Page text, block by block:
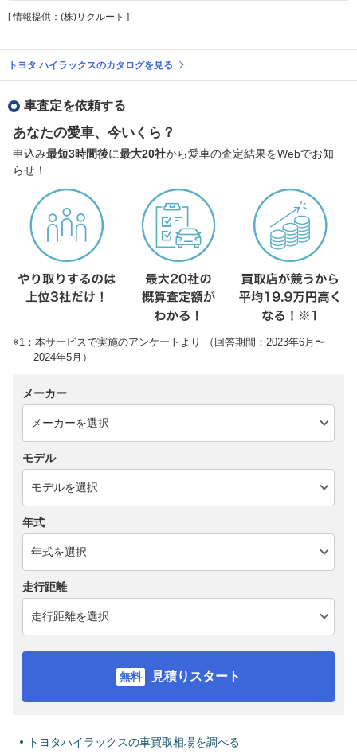
[ 情報提供：(株)リクルート ]
トヨタ ハイラックスのカタログを見る
車査定を依頼する
あなたの愛車、今いくら？
申込み最短3時間後に最大20社から愛車の査定結果をWebでお知
らせ！
※1：本サービスで実施のアンケートより （回答期間：2023年6月〜
2024年5月）
メーカー
モデル
年式
走行距離
見積りスタート
トヨタハイラックスの車買取相場を調べる